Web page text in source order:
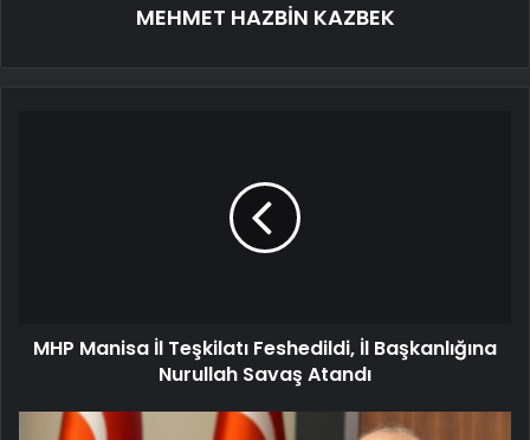
MEHMET HAZBİN KAZBEK
MHP Manisa İl Teşkilatı Feshedildi, İl Başkanlığına
Nurullah Savaş Atandı